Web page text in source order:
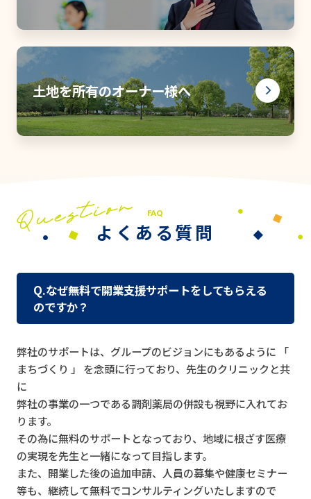
土地を所有のオーナー様へ
FAQ
よくある質問
Q.なぜ無料で開業支援サポートをしてもらえる
のですか？
弊社のサポートは、グループのビジョンにもあるように 「
まちづくり 」 を念頭に行っており、先生のクリニックと共
に
弊社の事業の一つである調剤薬局の併設も視野に入れてお
ります。
その為に無料のサポートとなっており、地域に根ざす医療
の実現を先生と一緒になって目指します。
また、開業した後の追加申請、人員の募集や健康セミナー
等も、継続して無料でコンサルティングいたしますので